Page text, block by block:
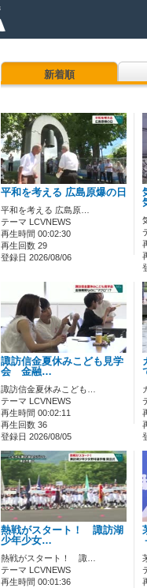
新着順
平和を考える 広島原爆の日
平和を考える 広島原…
テーマ LCVNEWS
再生時間 00:02:30
再生回数 29
登録日 2026/08/06
諏訪信金夏休みこども見学
会 金融…
諏訪信金夏休みこども…
テーマ LCVNEWS
再生時間 00:02:11
再生回数 36
登録日 2026/08/05
熱戦がスタート！ 諏訪湖
少年少女…
熱戦がスタート！ 諏…
テーマ LCVNEWS
再生時間 00:01:36